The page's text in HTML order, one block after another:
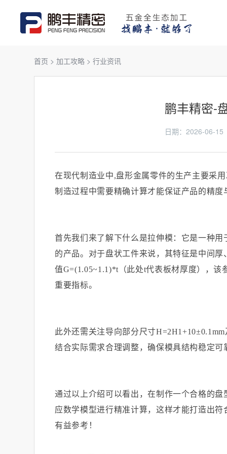
首页 >加工攻略 >行业资讯
鹏丰精密-
日期：2026-06-
在现代制造业中,盘形金属零件的生产主要采
制造过程中需要精确计算才能保证产品的精
首先我们来了解下什么是拉伸模：它是一种
的产品。对于盘状工件来说，其特征是中间
值G=(1.05~1.1)*t （此处t代表板材厚度），该
重要指标。
此外还需关注导向部分尺寸H=2H1+10±0.1mm
结合实际需求合理调整，确保模具结构稳定可
通过以上介绍可以看出，在制作一个合格的
应数学模型进行精准计算，这样才能打造出
有益参考！